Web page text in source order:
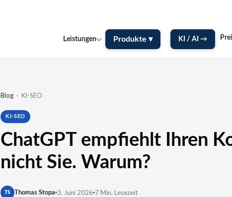
Leistungen Produkte ▾ KI / AI →
Blog · KI-SEO
KI-SEO
ChatGPT empfiehlt Ihren
nicht Sie. Warum?
TS Thomas Stopa 3. Juni 2026 7 Min. Lesezeit